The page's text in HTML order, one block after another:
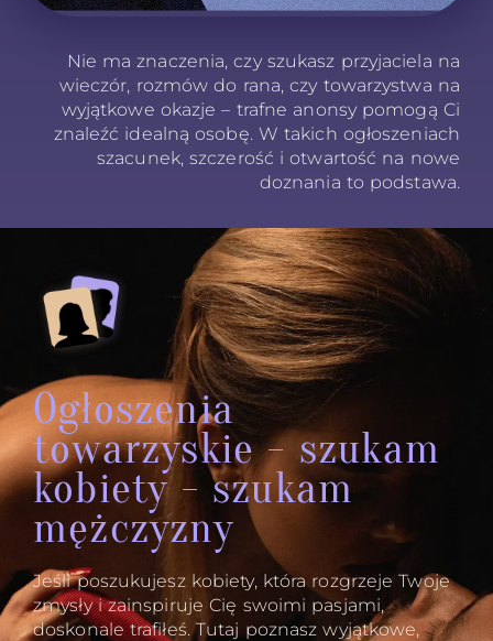
Nie ma znaczenia, czy szukasz przyjaciela na
wieczór, rozmów do rana, czy towarzystwa na
wyjątkowe okazje – trafne anonsy pomogą Ci
znaleźć idealną osobę. W takich ogłoszeniach
szacunek, szczerość i otwartość na nowe
doznania to podstawa.
Ogłoszenia
towarzyskie - szukam
kobiety - szukam
mężczyzny
Jeśli poszukujesz kobiety, która rozgrzeje Twoje
zmysły i zainspiruje Cię swoimi pasjami,
doskonale trafiłeś. Tutaj poznasz wyjątkowe,